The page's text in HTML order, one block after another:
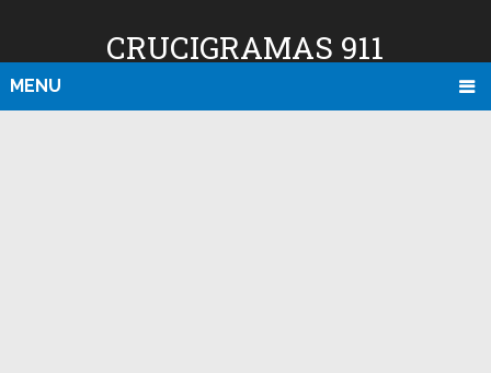
CRUCIGRAMAS 911
MENU